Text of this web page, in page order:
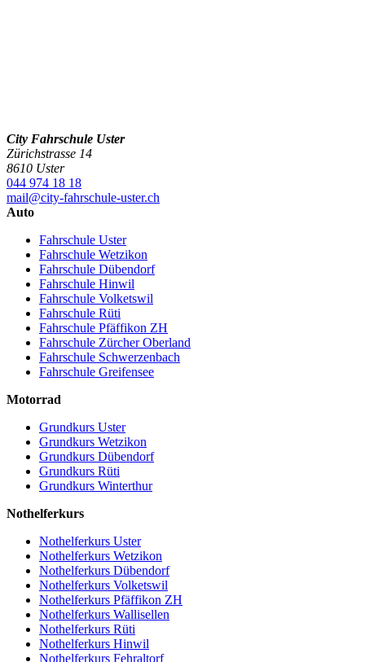
City Fahrschule Uster
Zürichstrasse 14
8610 Uster
044 974 18 18
mail@city-fahrschule-uster.ch
Auto
Fahrschule Uster
Fahrschule Wetzikon
Fahrschule Dübendorf
Fahrschule Hinwil
Fahrschule Volketswil
Fahrschule Rüti
Fahrschule Pfäffikon ZH
Fahrschule Zürcher Oberland
Fahrschule Schwerzenbach
Fahrschule Greifensee
Motorrad
Grundkurs Uster
Grundkurs Wetzikon
Grundkurs Dübendorf
Grundkurs Rüti
Grundkurs Winterthur
Nothelferkurs
Nothelferkurs Uster
Nothelferkurs Wetzikon
Nothelferkurs Dübendorf
Nothelferkurs Volketswil
Nothelferkurs Pfäffikon ZH
Nothelferkurs Wallisellen
Nothelferkurs Rüti
Nothelferkurs Hinwil
Nothelferkurs Fehraltorf